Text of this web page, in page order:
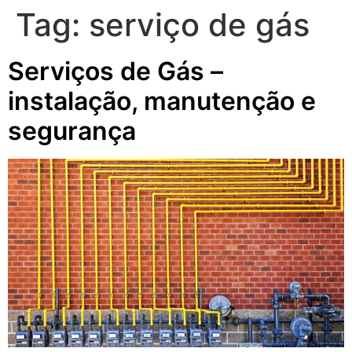
Tag: serviço de gás
Serviços de Gás –
instalação, manutenção e
segurança